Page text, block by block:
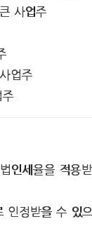
사업주
업주
주
인세율을 적용
정받을 수 있